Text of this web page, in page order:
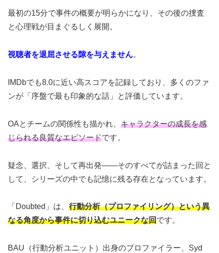
最初の15分で事件の概要が明らかになり、その後の捜査
と心理戦が目まぐるしく展開。
視聴者を退屈させる隙を与えません。
IMDbでも8.0に近い高スコアを記録しており、多くのファ
ンが「序盤で最も印象的な話」と評価しています。
OAとチームの関係性も描かれ、 キャラクターの成長を感
じられる良質なエピソードです。
疑念、選択、そして再出発——そのすべてが詰まった回と
して、シリーズの中でも記憶に残る存在となっています。
「Doubted」は、 行動分析（プロファイリング）という異
なる角度から事件に切り込むユニークな回です。
BAU（行動分析ユニット）出身のプロファイラー、Syd